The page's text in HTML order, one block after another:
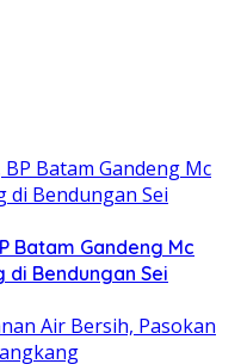
Batam Gandeng Mc
di Bendungan Sei